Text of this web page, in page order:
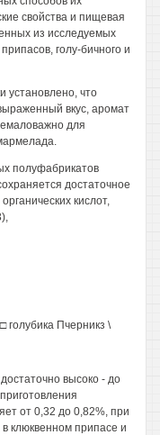
свойства и пищевая
из исследуемых
голу-бичного и
установлено, что
вкус, аромат
для
полуфабрикатов
достаточное
кислот,
голубика Пчерникз \
высоко - до
от 0,32 до 0,82%, при
клюквенном припасе и